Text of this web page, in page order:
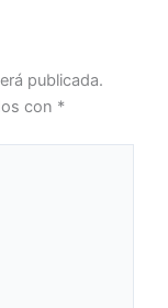
publicada.
con *